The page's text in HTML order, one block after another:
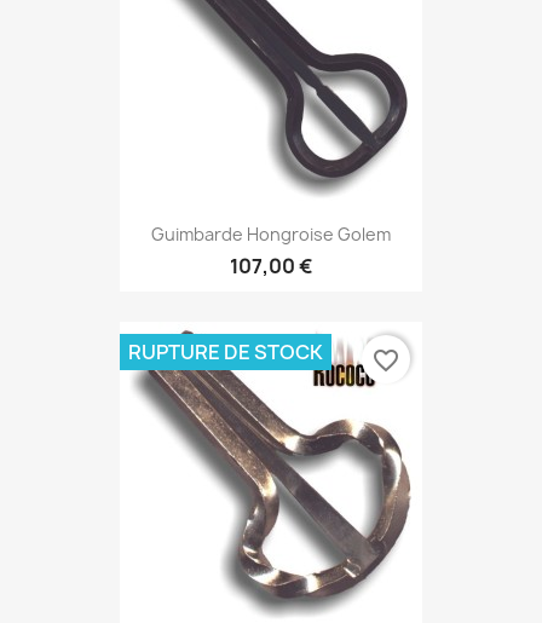
Guimbarde Hongroise Golem
107,00 €
RUPTURE DE STOCK favorite_border